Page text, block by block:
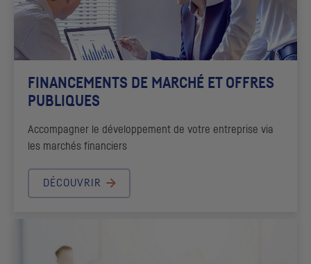
FINANCEMENTS DE MARCHÉ ET OFFRES
PUBLIQUES
Accompagner le développement de votre entreprise via
les marchés financiers
DÉCOUVRIR